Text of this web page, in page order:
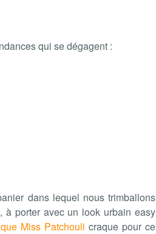
qui se dégagent :
dans lequel nous trimballons
porter avec un look urbain easy
Miss Patchoulicraque pour ce